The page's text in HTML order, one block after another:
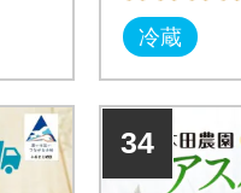
冷蔵
34